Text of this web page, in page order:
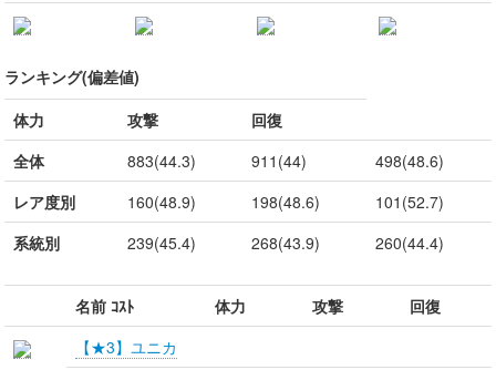
ランキング(偏差値)
体力
攻撃
回復
全体
883(44.3) 911(44)
498(48.6)
レア度別
160(48.9) 198(48.6)
101(52.7)
系統別
239(45.4) 268(43.9) 260(44.4)
名前 ｺｽﾄ 体力 攻撃
回復
【★3】ユニカ